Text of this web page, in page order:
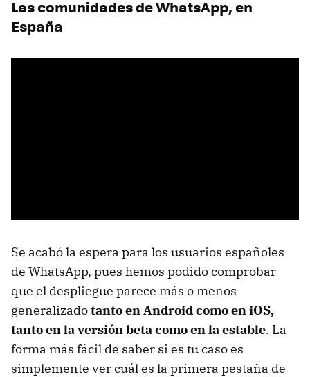
Las comunidades de WhatsApp, en
España
Se acabó la espera para los usuarios españoles
de WhatsApp, pues hemos podido comprobar
que el despliegue parece más o menos
generalizadotanto en Android como en iOS,
tanto en la versión beta como en la estable. La
forma más fácil de saber si es tu caso es
simplemente ver cuál es la primera pestaña de